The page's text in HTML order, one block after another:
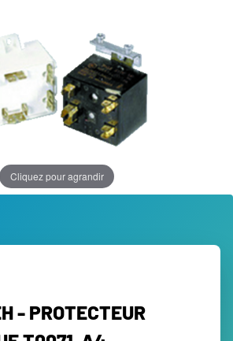
Cliquez pour agrandir
- PROTECTEUR